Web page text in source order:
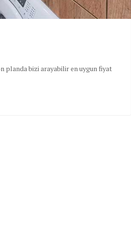
planda bizi arayabilir en uygun fiyat